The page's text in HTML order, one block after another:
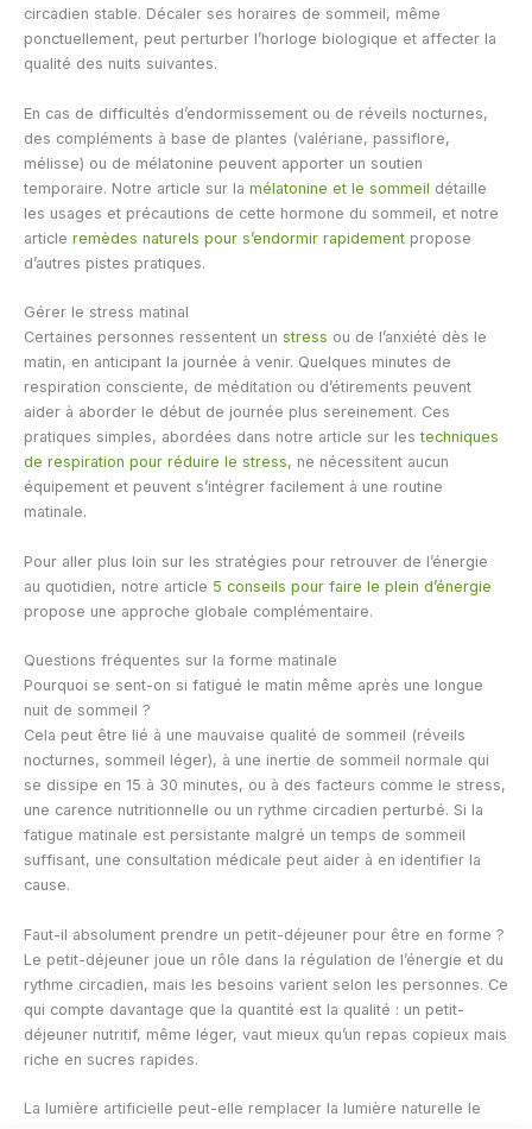
circadien stable. Décaler ses horaires de sommeil, même
ponctuellement, peut perturber l’horloge biologique et affecter la
qualité des nuits suivantes.
En cas de difficultés d’endormissement ou de réveils nocturnes,
des compléments à base de plantes (valériane, passiflore,
mélisse) ou de mélatonine peuvent apporter un soutien
temporaire. Notre article sur la mélatonine et le sommeil détaille
les usages et précautions de cette hormone du sommeil, et notre
article remèdes naturels pour s’endormir rapidement propose
d’autres pistes pratiques.
Gérer le stress matinal
Certaines personnes ressentent un stress ou de l’anxiété dès le
matin, en anticipant la journée à venir. Quelques minutes de
respiration consciente, de méditation ou d’étirements peuvent
aider à aborder le début de journée plus sereinement. Ces
pratiques simples, abordées dans notre article sur lestechniques
de respiration pour réduire le stress, ne nécessitent aucun
équipement et peuvent s’intégrer facilement à une routine
matinale.
Pour aller plus loin sur les stratégies pour retrouver de l’énergie
au quotidien, notre article 5 conseils pour faire le plein d’énergie
propose une approche globale complémentaire.
Questions fréquentes sur la forme matinale
Pourquoi se sent-on si fatigué le matin même après une longue
nuit de sommeil ?
Cela peut être lié à une mauvaise qualité de sommeil (réveils
nocturnes, sommeil léger), à une inertie de sommeil normale qui
se dissipe en 15 à 30 minutes, ou à des facteurs comme le stress,
une carence nutritionnelle ou un rythme circadien perturbé. Si la
fatigue matinale est persistante malgré un temps de sommeil
suffisant, une consultation médicale peut aider à en identifier la
cause.
Faut-il absolument prendre un petit-déjeuner pour être en forme ?
Le petit-déjeuner joue un rôle dans la régulation de l’énergie et du
rythme circadien, mais les besoins varient selon les personnes. Ce
qui compte davantage que la quantité est la qualité : un petit-
déjeuner nutritif, même léger, vaut mieux qu’un repas copieux mais
riche en sucres rapides.
La lumière artificielle peut-elle remplacer la lumière naturelle le